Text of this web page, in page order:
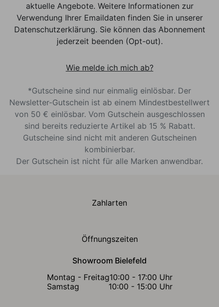
aktuelle Angebote. Weitere Informationen zur
Verwendung Ihrer Emaildaten finden Sie in unserer
Datenschutzerklärung. Sie können das Abonnement
jederzeit beenden (Opt-out).
Wie melde ich mich ab?
*Gutscheine sind nur einmalig einlösbar. Der
Newsletter-Gutschein ist ab einem Mindestbestellwert
von 50 € einlösbar. Vom Gutschein ausgeschlossen
sind bereits reduzierte Artikel ab 15 % Rabatt.
Gutscheine sind nicht mit anderen Gutscheinen
kombinierbar.
Der Gutschein ist nicht für alle Marken anwendbar.
Zahlarten
Öffnungszeiten
Showroom Bielefeld
Montag - Freitag10:00 - 17:00 Uhr
Samstag
10:00 - 15:00 Uhr